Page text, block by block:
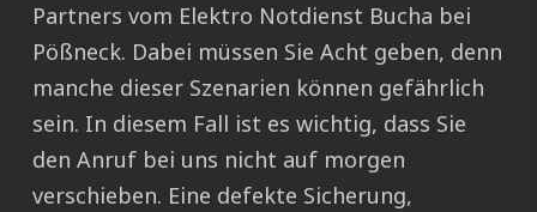
Partners vom Elektro Notdienst Bucha bei
Pößneck. Dabei müssen Sie Acht geben, denn
manche dieser Szenarien können gefährlich
sein. In diesem Fall ist es wichtig, dass Sie
den Anruf bei uns nicht auf morgen
verschieben. Eine defekte Sicherung,